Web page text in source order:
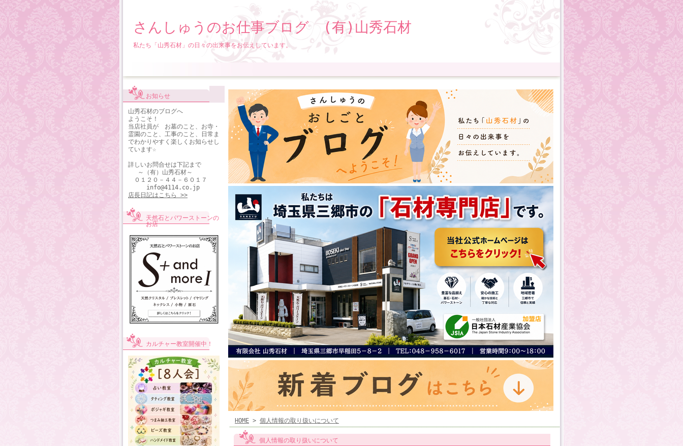
さんしゅうのお仕事ブログ (有)山秀石材
私たち「山秀石材」の日々の出来事をお伝えしています。
お知らせ
山秀石材のブログへ
ようこそ！
当店社員が お墓のこと、お寺・
霊園のこと、工事のこと、日常ま
でわかりやすく楽しくお知らせし
ています☆
詳しいお問合せは下記まで
～（有）山秀石材～
０１２０－４４－６０１７
info@4114.co.jp
店長日記はこちら >>
天然石とパワーストーンの
お店
カルチャー教室開催中！
HOME > 個人情報の取り扱いについて
個人情報の取り扱いについて